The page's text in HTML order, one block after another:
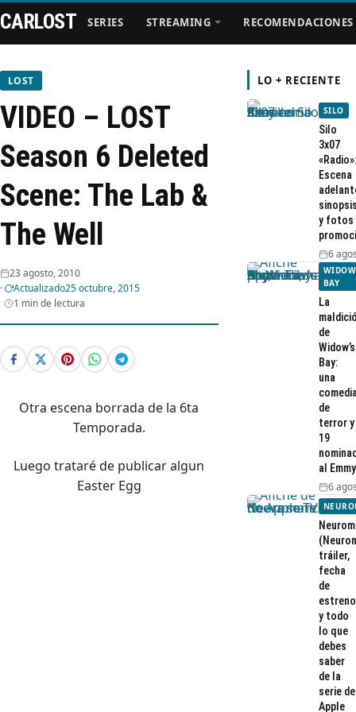
Series
Streaming
Recomendaciones
Webisodios
CARLOST SERIES STREAMING RECOMENDACIONES
LOST
VIDEO – LOST
Season 6 Deleted
Scene: The Lab &
The Well
23 agosto, 2010
Actualizado25 octubre, 2015
1 min de lectura
Otra escena borrada de la 6ta
Temporada.
Luego trataré de publicar algun
Easter Egg
LO + RECIENTE
SILO
Silo
3x07
«Radio»:
Escena
y fotos
6
BAY
La
de
Widow’s
Bay:
una
de
terror y
19
al Emmy
6
tráiler,
fecha
de
estreno
y todo
lo que
debes
saber
de la
serie de
Apple